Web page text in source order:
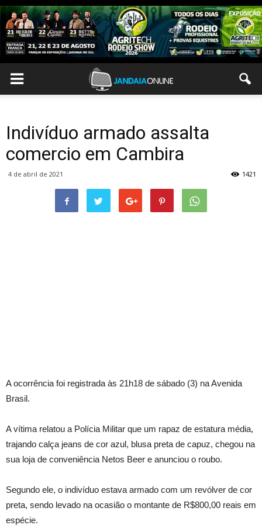
Indivíduo armado assalta
comercio em Cambira
4 de abril de 2021 1421
A ocorrência foi registrada às 21h18 de sábado (3) na Avenida
Brasil.
A vítima relatou a Polícia Militar que um rapaz de estatura média,
trajando calça jeans de cor azul, blusa preta de capuz, chegou na
sua loja de conveniência Netos Beer e anunciou o roubo.
Segundo ele, o indivíduo estava armado com um revólver de cor
preta, sendo levado na ocasião o montante de R$800,00 reais em
espécie.